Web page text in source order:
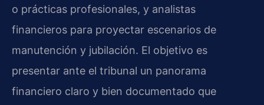
o prácticas profesionales, y analistas
financieros para proyectar escenarios de
manutención y jubilación. El objetivo es
presentar ante el tribunal un panorama
financiero claro y bien documentado que